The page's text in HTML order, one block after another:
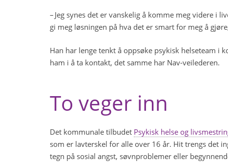
– Jeg synes det er vanskelig å komme meg videre i
gi meg løsningen på hva det er smart for meg å
Han har lenge tenkt å oppsøke psykisk helseteam i
ham i å ta kontakt, det samme har Nav-veilederen.
To veger inn
Det kommunale tilbudet Psykisk helse og
som er lavterskel for alle over 16 år. Hit trengs det
tegn på sosial angst, søvnproblemer eller